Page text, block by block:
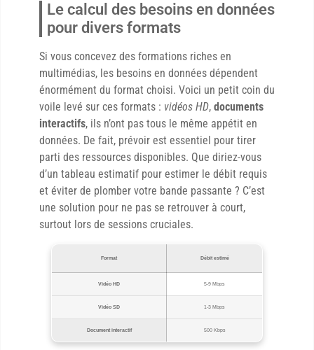
Le calcul des besoins en données
pour divers formats
Si vous concevez des formations riches en
multimédias, les besoins en données dépendent
énormément du format choisi. Voici un petit coin du
voile levé sur ces formats : vidéos HD, documents
interactifs, ils n’ont pas tous le même appétit en
données. De fait, prévoir est essentiel pour tirer
parti des ressources disponibles. Que diriez-vous
d’un tableau estimatif pour estimer le débit requis
et éviter de plomber votre bande passante ? C’est
une solution pour ne pas se retrouver à court,
surtout lors de sessions cruciales.
Format Débit estimé
Vidéo HD 5-9 Mbps
Vidéo SD 1-3 Mbps
Document interactif 500 Kbps